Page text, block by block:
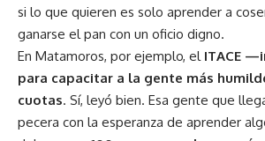
si lo que quieren es solo aprender a
ganarse el pan con un oficio digno.
En Matamoros, por ejemplo, el ITACE
para capacitar a la gente más
cuotas. Sí, leyó bien. Esa gente que
pecera con la esperanza de aprender